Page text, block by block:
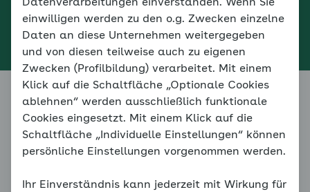
Datenverarbeitungen einverstanden. Wenn Sie
einwilligen werden zu den o.g. Zwecken einzelne
Daten an diese Unternehmen weitergegeben
und von diesen teilweise auch zu eigenen
Zwecken (Profilbildung) verarbeitet. Mit einem
Klick auf die Schaltfläche „Optionale Cookies
ablehnen“ werden ausschließlich funktionale
Cookies eingesetzt. Mit einem Klick auf die
Schaltfläche „Individuelle Einstellungen“ können
persönliche Einstellungen vorgenommen werden.
Ihr Einverständnis kann jederzeit mit Wirkung für